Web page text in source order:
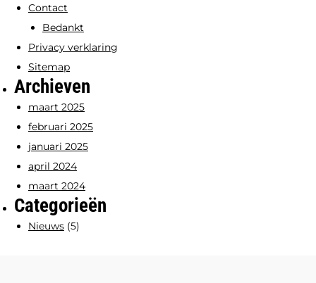
Contact
Bedankt
Privacy verklaring
Sitemap
Archieven
maart 2025
februari 2025
januari 2025
april 2024
maart 2024
Categorieën
Nieuws (5)